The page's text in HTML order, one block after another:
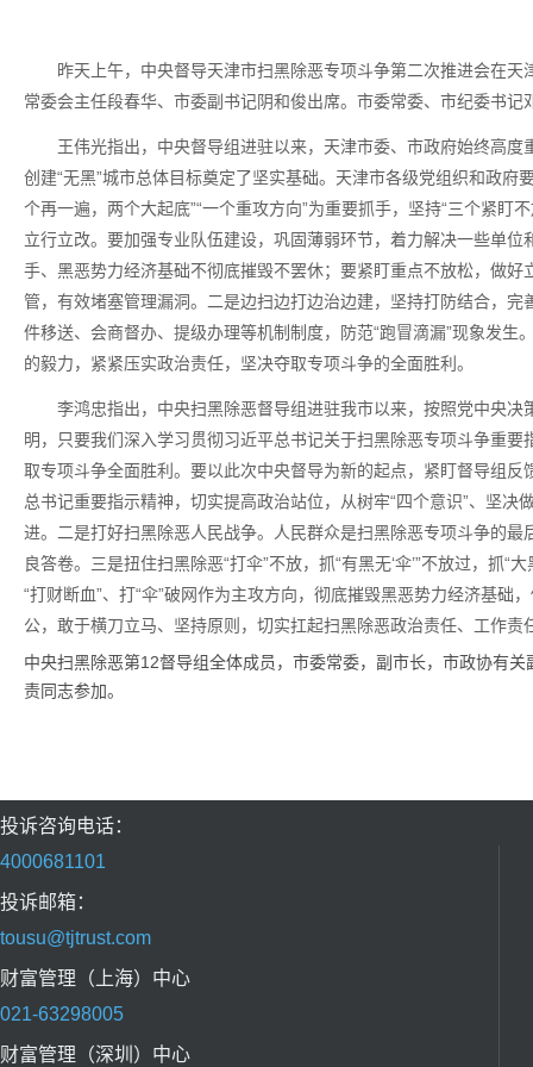
昨天上午，中央督导天津市扫黑除恶专项斗争第二次推进会在
常委会主任段春华、市委副书记阴和俊出席。市委常委、市纪委书
王伟光指出，中央督导组进驻以来，天津市委、市政府始终高
创建“无黑”城市总体目标奠定了坚实基础。天津市各级党组织和政
个再一遍，两个大起底”“一个重攻方向”为重要抓手，坚持“三个紧
立行立改。要加强专业队伍建设，巩固薄弱环节，着力解决一些单
手、黑恶势力经济基础不彻底摧毁不罢休；要紧盯重点不放松，做
管，有效堵塞管理漏洞。二是边扫边打边治边建，坚持打防结合，
件移送、会商督办、提级办理等机制制度，防范“跑冒滴漏”现象发
的毅力，紧紧压实政治责任，坚决夺取专项斗争的全面胜利。
李鸿忠指出，中央扫黑除恶督导组进驻我市以来，按照党中央
明，只要我们深入学习贯彻习近平总书记关于扫黑除恶专项斗争重
取专项斗争全面胜利。要以此次中央督导为新的起点，紧盯督导组
总书记重要指示精神，切实提高政治站位，从树牢“四个意识”、坚
进。二是打好扫黑除恶人民战争。人民群众是扫黑除恶专项斗争的
良答卷。三是扭住扫黑除恶“打伞”不放，抓“有黑无‘伞’”不放过，抓“
“打财断血”、打“伞”破网作为主攻方向，彻底摧毁黑恶势力经济基础
公，敢于横刀立马、坚持原则，切实扛起扫黑除恶政治责任、工作责
中央扫黑除恶第12督导组全体成员，市委常委，副市长，市政协有
责同志参加。
投诉咨询电话：
4000681101
投诉邮箱：
tousu@tjtrust.com
财富管理（上海）中心
021-63298005
财富管理（深圳）中心